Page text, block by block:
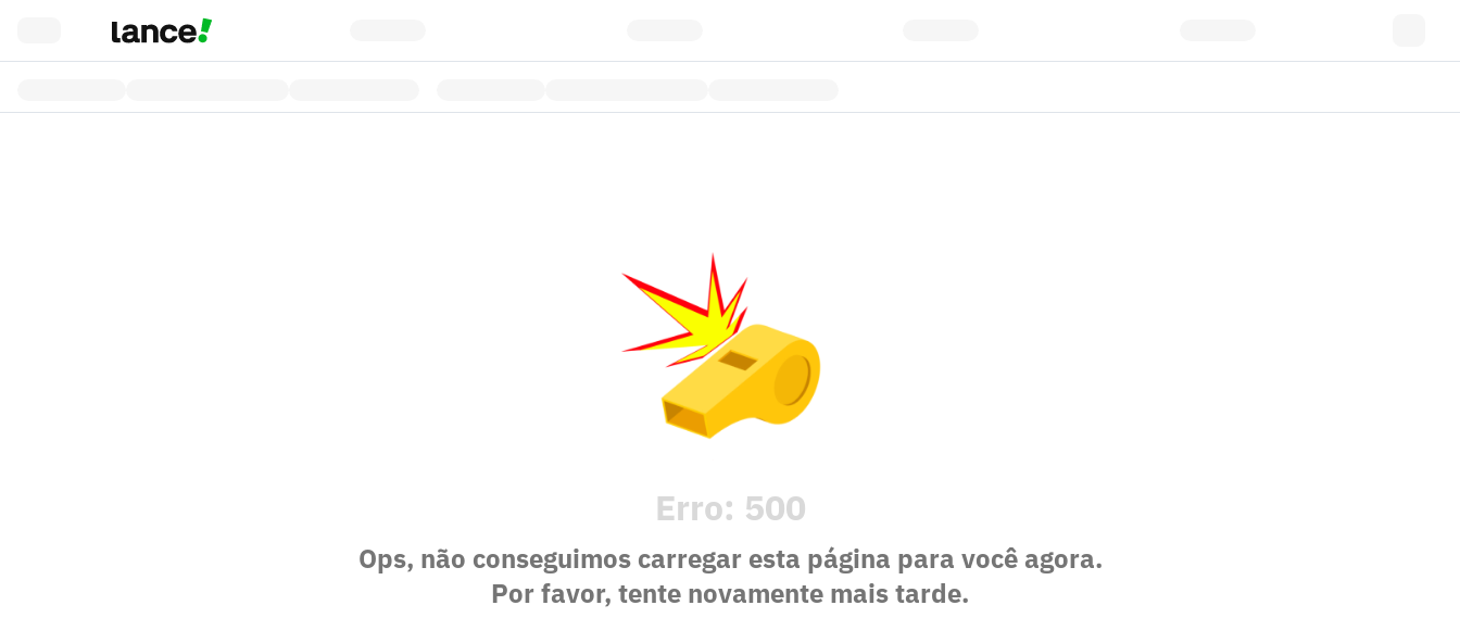
Erro: 500
Ops, não conseguimos carregar esta página para você agora.
Por favor, tente novamente mais tarde.